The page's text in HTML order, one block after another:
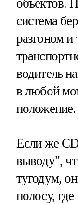
объектов.
система
разгоном
водитель
в любой
положение.
Если же
выводу",
тугодум,
полосу,